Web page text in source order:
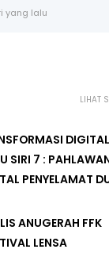
yang lalu
LIHAT
DIGITAL
SIRI 7 :
PENYELAMAT
ANUGERAH FFK
LENSA